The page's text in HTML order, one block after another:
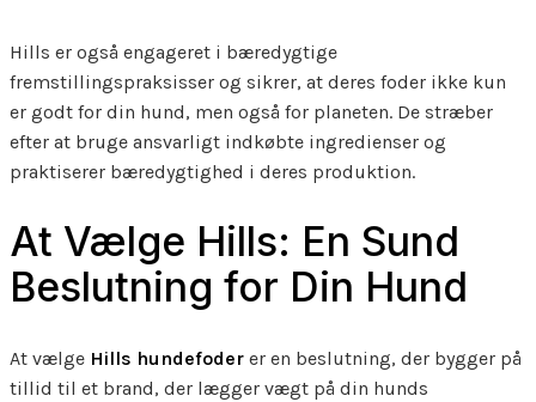
Hills er også engageret i bæredygtige
fremstillingspraksisser og sikrer, at deres foder ikke kun
er godt for din hund, men også for planeten. De stræber
efter at bruge ansvarligt indkøbte ingredienser og
praktiserer bæredygtighed i deres produktion.
At Vælge Hills: En Sund
Beslutning for Din Hund
At vælge Hills hundefoder er en beslutning, der bygger på
tillid til et brand, der lægger vægt på din hunds